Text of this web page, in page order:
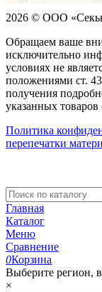
2026 © ООО
Обращаем ваше
исключительно
условиях не
положениями ст.
получения
указанных
Политика
перепечатки
Главная
Каталог
Меню
Сравнение
0Корзина
Выберите регион,
×